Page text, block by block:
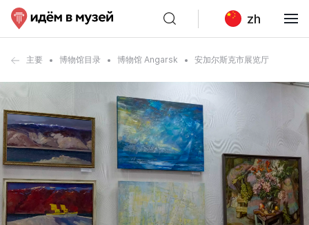
zh
主要 博物馆目录 博物馆 Angarsk 安加尔斯克市展览厅